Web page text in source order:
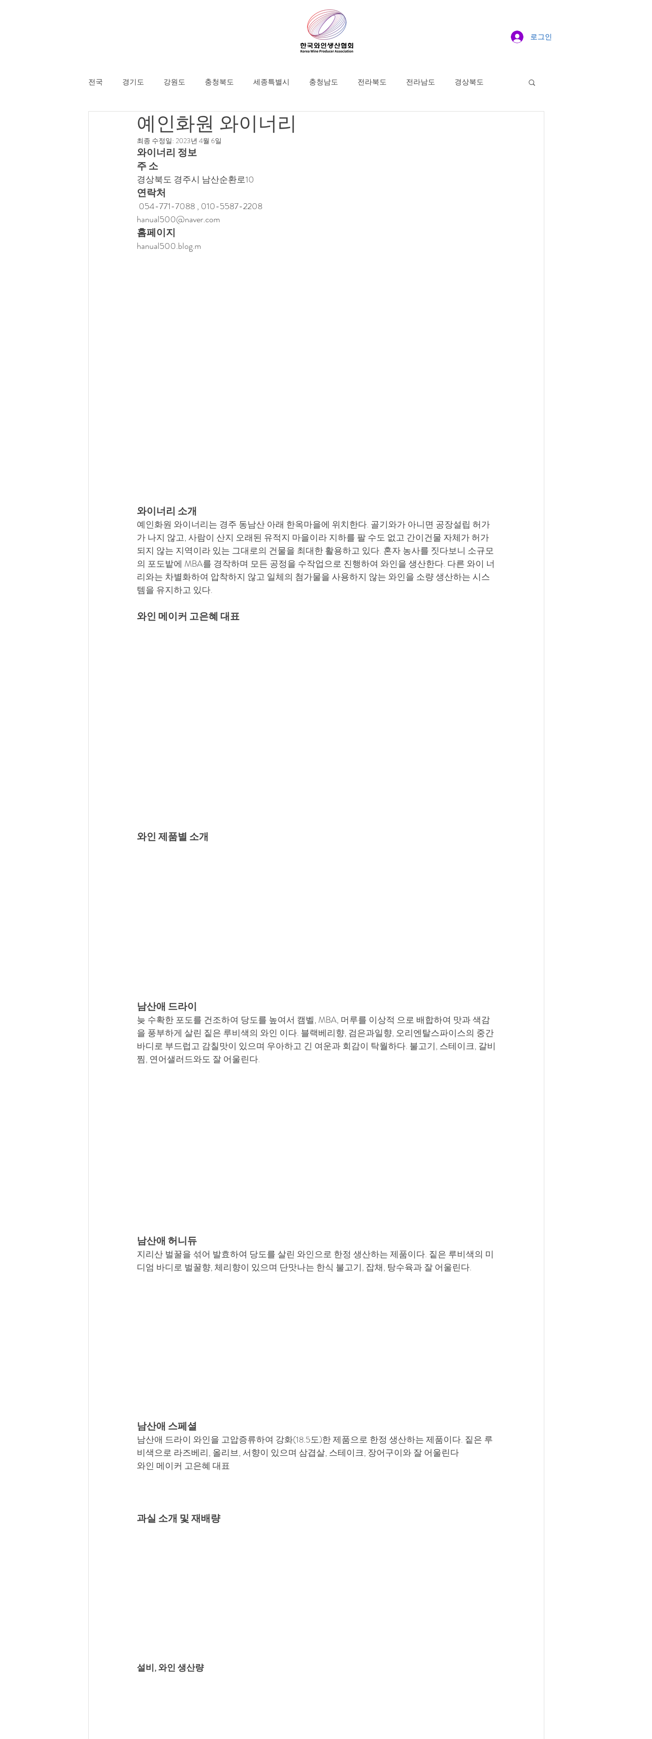
로그인
전국 경기도 강원도 충청북도 세종특별시 충청남도 전라북도 전라남도 경상북도
제주특별자치도
예인화원 와이너리
최종 수정일: 2023년 4월 6일
와이너리 정보
주 소
경상북도 경주시 남산순환로10
연락처
054-771-7088 , 010-5587-2208
hanual500@naver.com
홈페이지
hanual500.blog.m
와이너리 소개
예인화원 와이너리는 경주 동남산 아래 한옥마을에 위치한다. 골기와가 아니면 공장설립 허가
가 나지 않고, 사람이 산지 오래된 유적지 마을이라 지하를 팔 수도 없고 간이건물 자체가 허가
되지 않는 지역이라 있는 그대로의 건물을 최대한 활용하고 있다. 혼자 농사를 짓다보니 소규모
의 포도밭에 MBA를 경작하며 모든 공정을 수작업으로 진행하여 와인을 생산한다. 다른 와이 너
리와는 차별화하여 압착하지 않고 일체의 첨가물을 사용하지 않는 와인을 소량 생산하는 시스
템을 유지하고 있다.
와인 메이커 고은혜 대표
와인 제품별 소개
남산애 드라이
늦 수확한 포도를 건조하여 당도를 높여서 캠벨, MBA, 머루를 이상적 으로 배합하여 맛과 색감
을 풍부하게 살린 짙은 루비색의 와인 이다. 블랙베리향, 검은과일향, 오리엔탈스파이스의 중간
바디로 부드럽고 감칠맛이 있으며 우아하고 긴 여운과 회감이 탁월하다. 불고기, 스테이크, 갈비
찜, 연어샐러드와도 잘 어울린다.
남산애 허니듀
지리산 벌꿀을 섞어 발효하여 당도를 살린 와인으로 한정 생산하는 제품이다. 짙은 루비색의 미
디엄 바디로 벌꿀향, 체리향이 있으며 단맛나는 한식 불고기, 잡채, 탕수육과 잘 어울린다.
남산애 스페셜
남산애 드라이 와인을 고압증류하여 강화(18.5도)한 제품으로 한정 생산하는 제품이다. 짙은 루
비색으로 라즈베리, 올리브, 서향이 있으며 삼겹살, 스테이크, 장어구이와 잘 어울린다
와인 메이커 고은혜 대표
과실 소개 및 재배량
설비, 와인 생산량